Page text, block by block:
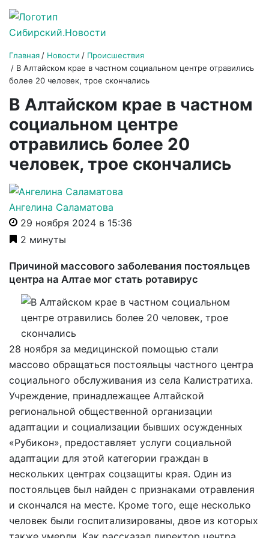
Главная Новости
Происшествия
В Алтайском крае в частном социальном центре отравились
более 20 человек, трое скончались
В Алтайском крае в частном
социальном центре
отравились более 20
человек, трое скончались
Ангелина Саламатова
29 ноября 2024 в 15:36
2 минуты
Причиной массового заболевания постояльцев
центра на Алтае мог стать ротавирус
28 ноября за медицинской помощью стали
массово обращаться постояльцы частного центра
социального обслуживания из села Калистратиха.
Учреждение, принадлежащее Алтайской
региональной общественной организации
адаптации и социализации бывших осужденных
«Рубикон», предоставляет услуги социальной
адаптации для этой категории граждан в
нескольких центрах соцзащиты края. Один из
постояльцев был найден с признаками отравления
и скончался на месте. Кроме того, еще несколько
человек были госпитализированы, двое из которых